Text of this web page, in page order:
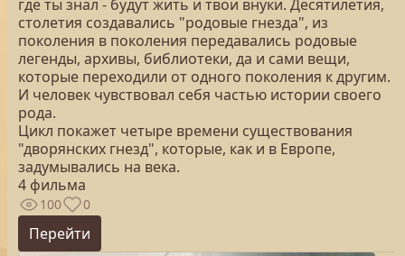
где ты знал - будут жить и твои внуки. Десятилетия,
столетия создавались "родовые гнезда", из
поколения в поколения передавались родовые
легенды, архивы, библиотеки, да и сами вещи,
которые переходили от одного поколения к другим.
И человек чувствовал себя частью истории своего
рода.
Цикл покажет четыре времени существования
"дворянских гнезд", которые, как и в Европе,
задумывались на века.
4 фильма
100 0
Перейти